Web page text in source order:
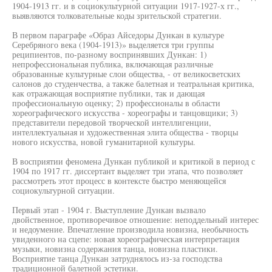
1904-1913 гг. и в социокультурной ситуации 1917-1927-х гг.,
выявляются толковательные коды зрительской стратегии.
В первом параграфе «Образ Айседоры Дункан в культуре
Серебряного века (1904-1913)» выделяется три группы
реципиентов, по-разному воспринявших Дункан: 1)
непрофессиональная публика, включающая различные
образованные культурные слои общества, - от великосветских
салонов до студенчества, а также балетная и театральная критика,
как отражающая восприятие публики, так и дающая
профессиональную оценку; 2) профессионалы в области
хореографического искусства - хореографы и танцовщики; 3)
представители передовой творческой интеллигенции,
интеллектуальная и художественная элита общества - творцы
нового искусства, новой гуманитарной культуры.
В восприятии феномена Дункан публикой и критикой в период с
1904 по 1917 гг. диссертант выделяет три этапа, что позволяет
рассмотреть этот процесс в контексте быстро меняющейся
социокультурной ситуации.
Первый этап - 1904 г. Выступление Дункан вызвало
двойственное, противоречивое отношение: неподдельный интерес
и недоумение. Впечатление производила новизна, необычность
увиденного на сцепе: новая хореографическая интерпретация
музыки, новизна содержания танца, новизна пластики.
Восприятие танца Дункан затруднялось из-за господства
традиционной балетной эстетики.